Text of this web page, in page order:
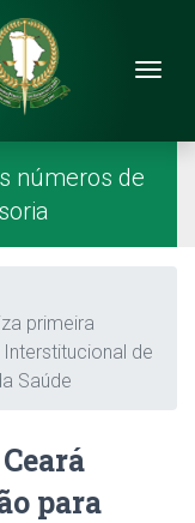
números de
primeira
de
Saúde
para